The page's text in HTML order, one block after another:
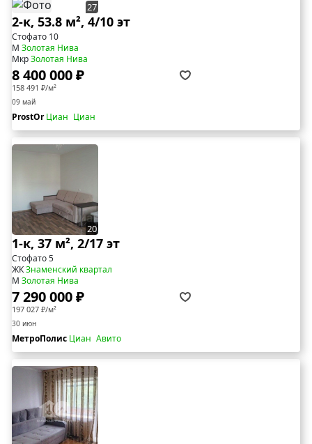
27
2-к, 53.8 м², 4/10 эт
Стофато 10
М Золотая Нива
МкрЗолотая Нива
8 400 000 ₽
158 491 ₽/м²
09 май
ProstOrЦиан Циан
20
1-к, 37 м², 2/17 эт
Стофато 5
ЖКЗнаменский квартал
М Золотая Нива
7 290 000 ₽
197 027 ₽/м²
30 июн
МетроПолис Циан Авито